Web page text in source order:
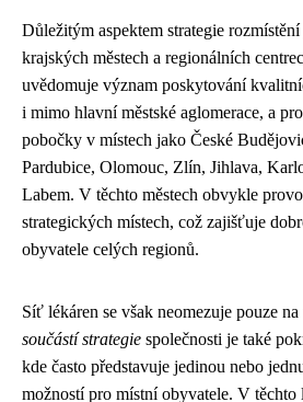
Důležitým aspektem strategie
krajských městech a regionálních
uvědomuje význam poskytování
i mimo hlavní městské aglomerace, a
pobočky v místech jako České
Pardubice, Olomouc, Zlín, Jihlava,
Labem. V těchto městech obvykle
strategických místech, což zajišťuje
obyvatele celých regionů.
Síť lékáren se však neomezuje pouze na
součástí strategie společnosti je také
kde často představuje jedinou nebo
možností pro místní obyvatele. V